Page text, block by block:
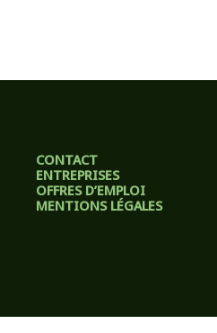
CONTACT
ENTREPRISES
OFFRES D’EMPLOI
MENTIONS LÉGALES